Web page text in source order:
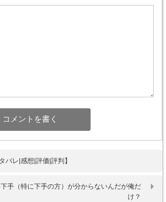
バレ|感想|評価|評判】
手（特に下手の方）が分からないんだが俺だ
け？